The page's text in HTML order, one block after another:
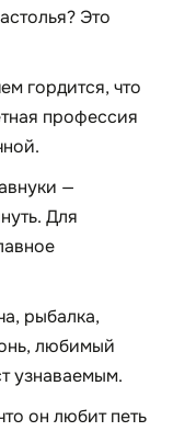
Это
гордится, что
профессия
—
Для
рыбалка,
любимый
узнаваемым.
он любит петь